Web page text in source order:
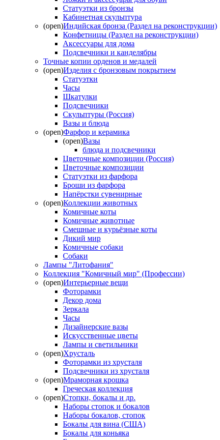
Статуэтки из бронзы
Кабинетная скульптура
(open)Индийская бронза (Раздел на реконструкции)
Конфетницы (Раздел на реконструкции)
Аксессуары для дома
Подсвечники и канделябры
Точные копии орденов и медалей
(open)Изделия с бронзовым покрытием
Статуэтки
Часы
Шкатулки
Подсвечники
Скульптуры (Россия)
Вазы и блюда
(open)Фарфор и керамика
(open)Вазы
блюда и подсвечники
Цветочные композиции (Россия)
Цветочные композиции
Статуэтки из фарфора
Броши из фарфора
Напёрстки сувенирные
(open)Коллекции животных
Комичные коты
Комичные животные
Смешные и курьёзные коты
Дикий мир
Комичные собаки
Собаки
Лампы "Литофания"
Коллекция "Комичный мир" (Профессии)
(open)Интерьерные вещи
Фоторамки
Декор дома
Зеркала
Часы
Дизайнерские вазы
Искусственные цветы
Лампы и светильники
(open)Хрусталь
Фоторамки из хрусталя
Подсвечники из хрусталя
(open)Мраморная крошка
Греческая коллекция
(open)Стопки, бокалы и др.
Наборы стопок и бокалов
Наборы бокалов, стопок
Бокалы для вина (США)
Бокалы для коньяка